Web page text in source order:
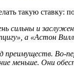
такую
сильны и
а «Астон
преимуществ. Во-
меньше. Они